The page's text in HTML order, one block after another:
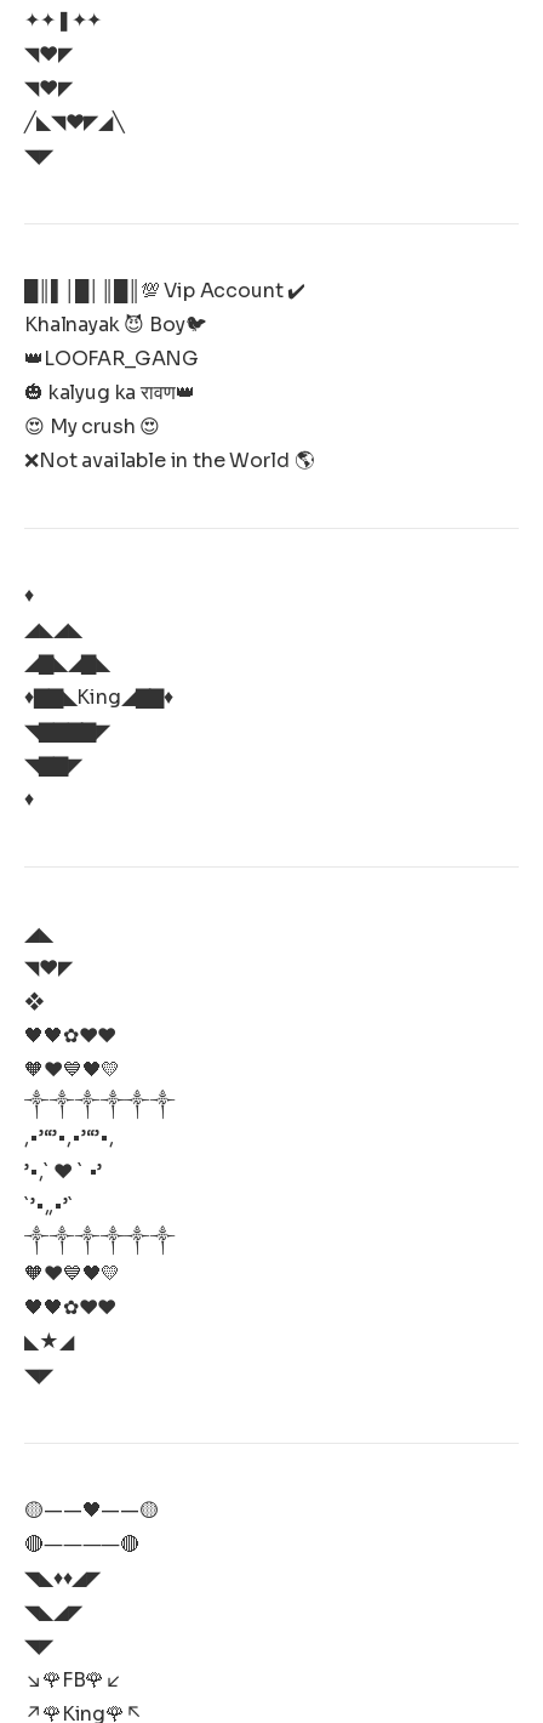
✦✦❚✦✦
◥♥️◤
◥♥️◤
╱◣◥♥️◤◢╲
◥◤
█║▌│█│║█║💯 Vip Account ✔️
Khalnayak 😈 Boy🐦
👑LOOFAR_GANG
🎃 kalyug ka रावण👑
😍 My crush 😍
❌Not available in the World 🌎
♦️
◢◣◢◣
◢▇◣◢▇◣
♦️▇▇◣King◢▇▇♦️
◥▇▇▇▇◤
◥▇▇◤
♦️
◢◣
◥❤️◤
❖
🖤🖤✿❤️❤️
🧡❤️💙🖤💛
༒༒༒༒༒༒
,•’“’•,•’“’•,
’•,` ❤ ` •’
`’•,,•’`
༒༒༒༒༒༒
🧡❤️💙🖤💛
🖤🖤✿❤️❤️
◣★◢
◥◤
🟡——🖤——🟡
🔴――――🔴
◥◣♦️♦️◢◤
◥◣◢◤
◥◤
↘️🌹FB🌹↙️
↗️🌹King🌹↖️